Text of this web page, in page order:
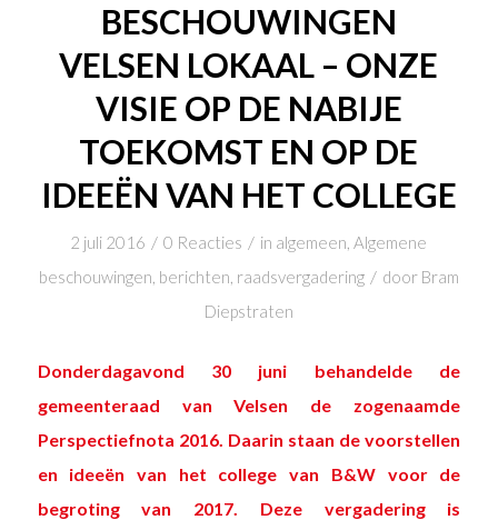
BESCHOUWINGEN
VELSEN LOKAAL – ONZE
VISIE OP DE NABIJE
TOEKOMST EN OP DE
IDEEËN VAN HET COLLEGE
2 juli 2016 / 0 Reacties / in algemeen,Algemene
beschouwingen, berichten, raadsvergadering / door Bram
Diepstraten
Donderdagavond 30 juni behandelde de
gemeenteraad van Velsen de zogenaamde
Perspectiefnota 2016. Daarin staan de voorstellen
en ideeën van het college van B&W voor de
begroting van 2017. Deze vergaderingis